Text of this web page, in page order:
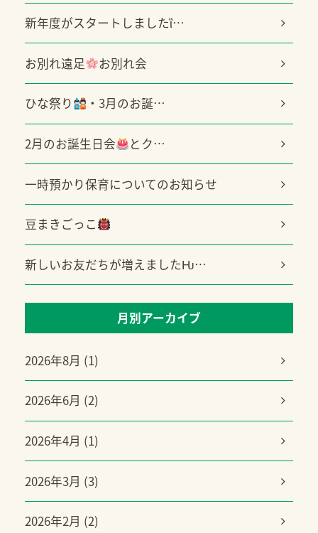
新年度がスタートしましたἳ…
お別れ遠足 お別れ会
ひな祭り ・3月のお誕…
2月のお誕生日会 とク…
一時預かり保育についてのお知らせ
豆まきごっこ
新しいお友だちが増えましたǶ…
月別アーカイブ
2026年8月 (1)
2026年6月 (2)
2026年4月 (1)
2026年3月 (3)
2026年2月 (2)